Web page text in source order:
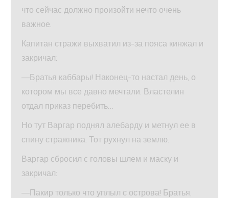
что сейчас должно произойти нечто очень
важное.
Капитан стражи выхватил из-за пояса кинжал и
закричал:
—Братья каббары! Наконец-то настал день, о
котором мы все давно мечтали. Властелин
отдал приказ перебить…
Но тут Варгар поднял алебарду и метнул ее в
спину стражника. Тот рухнул на землю.
Варгар сбросил с головы шлем и маску и
закричал:
—Пакир только что уплыл с острова! Братья,